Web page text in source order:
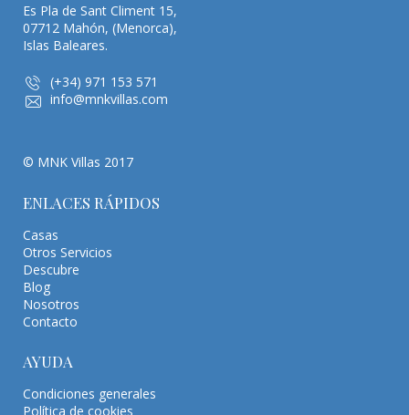
Es Pla de Sant Climent 15,
07712 Mahón, (Menorca),
Islas Baleares.
(+34) 971 153 571
info@mnkvillas.com
© MNK Villas 2017
ENLACES RÁPIDOS
Casas
Otros Servicios
Descubre
Blog
Nosotros
Contacto
AYUDA
Condiciones generales
Política de cookies